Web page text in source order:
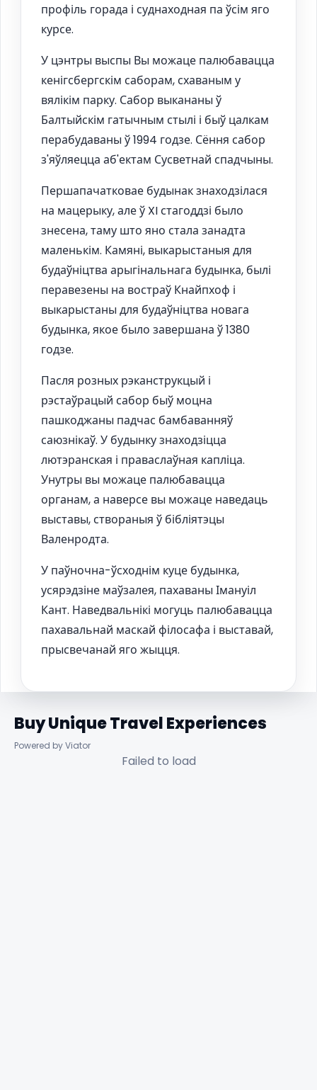
профіль горада і суднаходная па ўсім яго
курсе.
У цэнтры выспы Вы можаце палюбавацца
кенігсбергскім саборам, схаваным у
вялікім парку. Сабор выкананы ў
Балтыйскім гатычным стылі і быў цалкам
перабудаваны ў 1994 годзе. Сёння сабор
з'яўляецца аб'ектам Сусветнай спадчыны.
Першапачатковае будынак знаходзілася
на мацерыку, але ў XI стагоддзі было
знесена, таму што яно стала занадта
маленькім. Камяні, выкарыстаныя для
будаўніцтва арыгінальнага будынка, былі
перавезены на востраў Кнайпхоф і
выкарыстаны для будаўніцтва новага
будынка, якое было завершана ў 1380
годзе.
Пасля розных рэканструкцый і
рэстаўрацый сабор быў моцна
пашкоджаны падчас бамбаванняў
саюзнікаў. У будынку знаходзіцца
лютэранская і праваслаўная капліца.
Унутры вы можаце палюбавацца
органам, а наверсе вы можаце наведаць
выставы, створаныя ў бібліятэцы
Валенродта.
У паўночна-ўсходнім куце будынка,
усярэдзіне маўзалея, пахаваны Імануіл
Кант. Наведвальнікі могуць палюбавацца
пахавальнай маскай філосафа і выставай,
прысвечанай яго жыцця.
Buy Unique Travel Experiences
Powered by Viator
Failed to load